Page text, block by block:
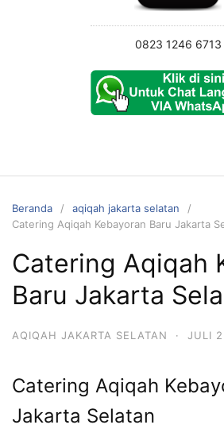
0823 1246 6713
Beranda
aqiqah jakarta selatan
Catering Aqiqah Kebayoran Baru Jakarta
Catering Aqiqah
Baru Jakarta
AQIQAH JAKARTA SELATAN · JULI
Catering Aqiqah
Jakarta Selatan